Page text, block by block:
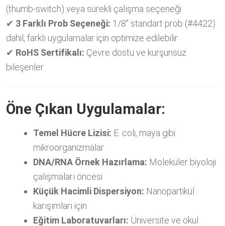
(thumb-switch) veya sürekli çalışma seçeneği
✔ 3 Farklı Prob Seçeneği: 1/8″ standart prob (#4422)
dahil, farklı uygulamalar için optimize edilebilir
✔ RoHS Sertifikalı: Çevre dostu ve kurşunsuz
bileşenler
Öne Çıkan Uygulamalar:
Temel Hücre Lizisi: E. coli, maya gibi
mikroorganizmalar
DNA/RNA Örnek Hazırlama: Moleküler biyoloji
çalışmaları öncesi
Küçük Hacimli Dispersiyon: Nanopartikül
karışımları için
Eğitim Laboratuvarları: Üniversite ve okul